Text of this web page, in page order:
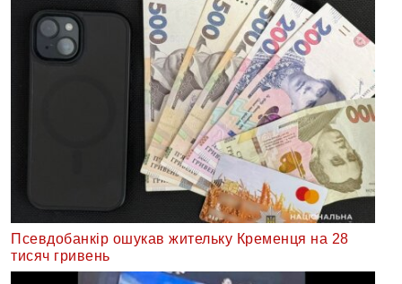
Псевдобанкір ошукав жительку Кременця на 28
тисяч гривень